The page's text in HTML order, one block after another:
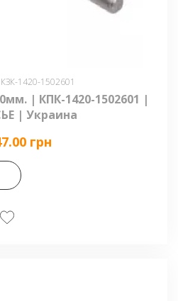
1420-1502601
| КПК-1420-1502601 |
| Украина
грн